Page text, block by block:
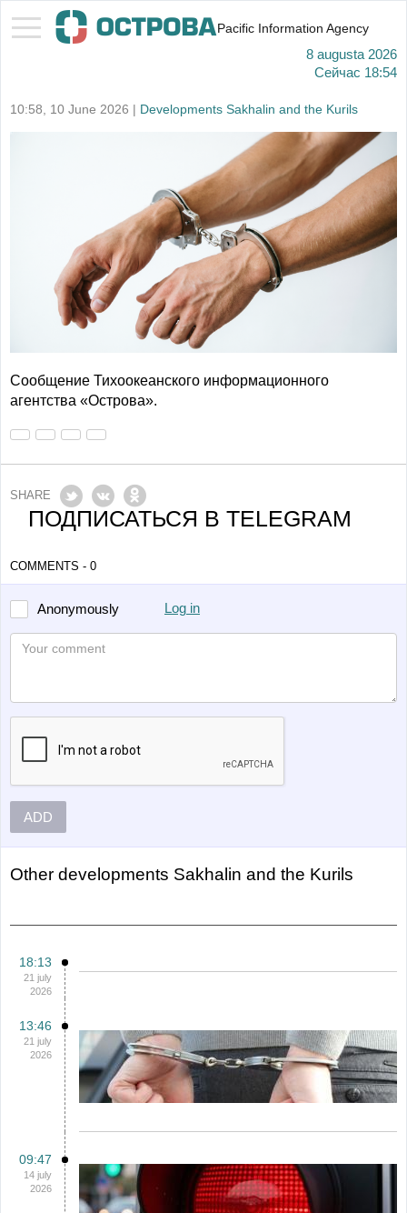
Pacific Information Agency
8 augusta 2026
Сейчас 18:54
10:58, 10 June 2026 | Developments Sakhalin and the Kurils
Сообщение Тихоокеанского информационного
агентства «Острова».
SHARE
ПОДПИСАТЬСЯ В TELEGRAM
COMMENTS - 0
Anonymously Log in
ADD
Other Developments Sakhalin and the Kurils
18:13
21 july
2026
13:46
21 july
2026
09:47
14 july
2026